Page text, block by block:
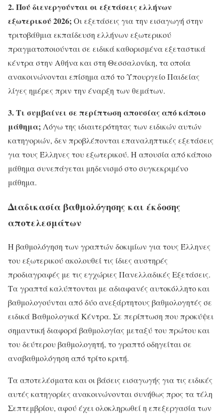
2. Πού διενεργούνται οι εξετάσεις ελλήνων
εξωτερικού 2026;Οι εξετάσεις για την εισαγωγή στην
τριτοβάθμια εκπαίδευση ελλήνων εξωτερικού
πραγματοποιούνται σε ειδικά καθορισμένα εξεταστικά
κέντρα στην Αθήνα και στη Θεσσαλονίκη, τα οποία
ανακοινώνονται επίσημα από το Υπουργείο Παιδείας
λίγες ημέρες πριν την έναρξη των θεμάτων.
3. Τι συμβαίνει σε περίπτωση απουσίας από κάποιο
μάθημα; Λόγω της ιδιαιτερότητας των ειδικών αυτών
κατηγοριών, δεν προβλέπονται επαναληπτικές εξετάσεις
για τους Έλληνες του εξωτερικού. Η απουσία από κάποιο
μάθημα συνεπάγεται μηδενισμό στο συγκεκριμένο
μάθημα.
Διαδικασία βαθμολόγησης και έκδοσης
αποτελεσμάτων
Η βαθμολόγηση των γραπτών δοκιμίων για τους Έλληνες
του εξωτερικού ακολουθεί τις ίδιες αυστηρές
προδιαγραφές με τις εγχώριες Πανελλαδικές Εξετάσεις.
Τα γραπτά καλύπτονται με αδιαφανές αυτοκόλλητο και
βαθμολογούνται από δύο ανεξάρτητους βαθμολογητές σε
ειδικά Βαθμολογικά Κέντρα. Σε περίπτωση που προκύψει
σημαντική διαφορά βαθμολογίας μεταξύ του πρώτου και
του δεύτερου βαθμολογητή, το γραπτό οδηγείται σε
αναβαθμολόγηση από τρίτο κριτή.
Τα αποτελέσματα και οι βάσεις εισαγωγής για τις ειδικές
αυτές κατηγορίες ανακοινώνονται συνήθως προς τα τέλη
Σεπτεμβρίου, αφού έχει ολοκληρωθεί η επεξεργασία των